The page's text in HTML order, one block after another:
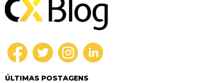
ÚLTIMAS POSTAGENS